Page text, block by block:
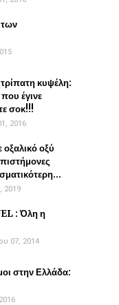
κυψέλη:
έγινε
σοκ!!!
2016
οξαλικό οξύ
2019
: Όλη η
07, 2014
στην Ελλάδα: